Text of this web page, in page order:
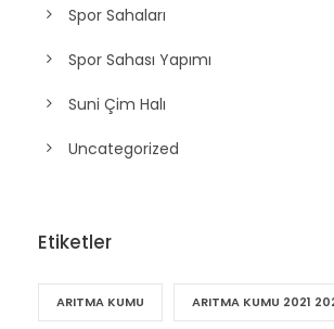
Spor Sahaları
Spor Sahası Yapımı
Suni Çim Halı
Uncategorized
Etiketler
ARITMA KUMU ARITMA KUMU 2021